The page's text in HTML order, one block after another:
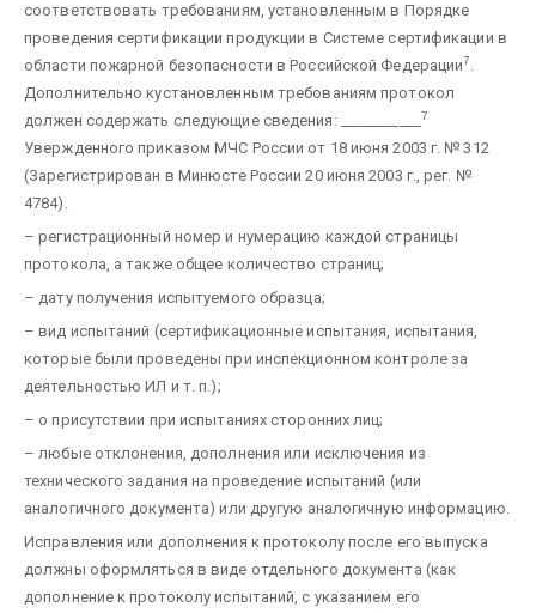
соответствовать требованиям, установленным в Порядке
проведения сертификации продукции в Системе сертификации в
области пожарной безопасности в Российской Федерации7
Дополнительно кустановленным требованиям протокол
должен содержать следующие сведения:___________ 7
Увержденного приказом МЧС России от 18 июня 2003 г. № 312
(Зарегистрирован в Минюсте России 20 июня 2003 г., рег. №
4784).
– регистрационный номер и нумерацию каждой страницы
протокола, а также общее количество страниц;
– дату получения испытуемого образца;
– вид испытаний (сертификационные испытания, испытания,
которые были проведены при инспекционном контроле за
деятельностью ИЛ и т. п.);
– о присутствии при испытаниях сторонних лиц;
– любые отклонения, дополнения или исключения из
технического задания на проведение испытаний (или
аналогичного документа) или другую аналогичную информацию.
Исправления или дополнения к протоколу после его выпуска
должны оформляться в виде отдельного документа (как
дополнение к протоколу испытаний, с указанием его